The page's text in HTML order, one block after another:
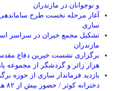
و نوجوانان در مازندران
آغاز مرحله نخست طرح
ساری
تشکیل مجمع خیران در سراسر
مازندران
هزار زائر و گردشگر از مجموعه
بازدید فرماندار ساری از حوزه
دخترانه کوثر / حضور بیش از ۸۲ هزار دانش آموز در این امتحانات